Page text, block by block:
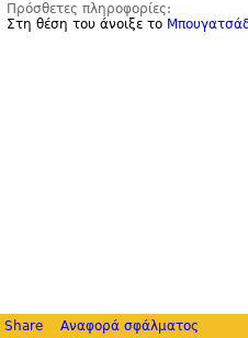
Πρόσθετες πληροφορίες:
Στη θέση του άνοιξε το
Share Αναφορά σφάλματος